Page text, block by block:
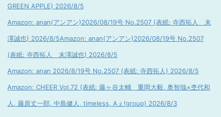
GREEN APPLE) 2026/8/5
Amazon: anan(アンアン)2026/08/19号 No.2507 (表紙: 寺西拓人 末
澤誠也) 2026/8/5Amazon: anan(アンアン)2026/08/19号 No.2507
(表紙: 寺西拓人 末澤誠也) 2026/8/5
Amazon: anan 2026/8/19号 No.2507 (表紙: 寺西拓人) 2026/8/5
Amazon: CHEER Vol.72 (表紙: 藤ヶ谷太輔 重岡大毅, 奥智哉×杢代和
人, 藤原丈一郎, 中島健人, timeless, Aぇ!group) 2026/8/3